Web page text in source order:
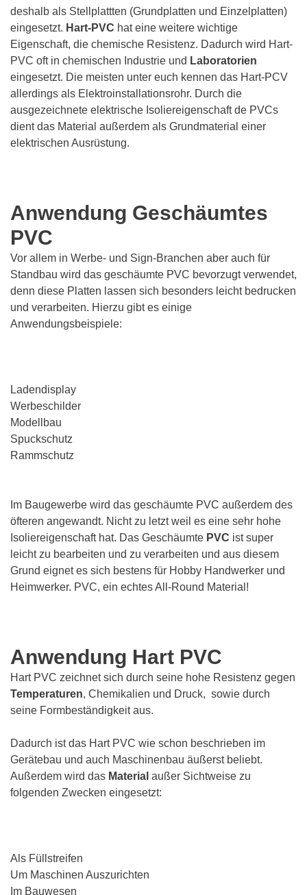
deshalb als Stellplattten (Grundplatten und Einzelplatten)
eingesetzt. Hart-PVC hat eine weitere wichtige
Eigenschaft, die chemische Resistenz. Dadurch wird Hart-
PVC oft in chemischen Industrie und Laboratorien
eingesetzt. Die meisten unter euch kennen das Hart-PCV
allerdings als Elektroinstallationsrohr. Durch die
ausgezeichnete elektrische Isoliereigenschaft de PVCs
dient das Material außerdem als Grundmaterial einer
elektrischen Ausrüstung.
Anwendung Geschäumtes
PVC
Vor allem in Werbe- und Sign-Branchen aber auch für
Standbau wird das geschäumte PVC bevorzugt verwendet,
denn diese Platten lassen sich besonders leicht bedrucken
und verarbeiten. Hierzu gibt es einige
Anwendungsbeispiele:
Ladendisplay
Werbeschilder
Modellbau
Spuckschutz
Rammschutz
Im Baugewerbe wird das geschäumte PVC außerdem des
öfteren angewandt. Nicht zu letzt weil es eine sehr hohe
Isoliereigenschaft hat. Das Geschäumte PVC ist super
leicht zu bearbeiten und zu verarbeiten und aus diesem
Grund eignet es sich bestens für Hobby Handwerker und
Heimwerker. PVC, ein echtes All-Round Material!
Anwendung Hart PVC
Hart PVC zeichnet sich durch seine hohe Resistenz gegen
Temperaturen, Chemikalien und Druck, sowie durch
seine Formbeständigkeit aus.
Dadurch ist das Hart PVC wie schon beschrieben im
Gerätebau und auch Maschinenbau äußerst beliebt.
Außerdem wird das Material außer Sichtweise zu
folgenden Zwecken eingesetzt:
Als Füllstreifen
Um Maschinen Auszurichten
Im Bauwesen